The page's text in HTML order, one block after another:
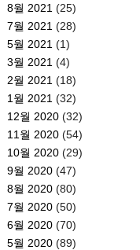
8월 2021 (25)
7월 2021 (28)
5월 2021 (1)
3월 2021 (4)
2월 2021 (18)
1월 2021 (32)
12월 2020(32)
11월 2020(54)
10월 2020(29)
9월 2020(47)
8월 2020(80)
7월 2020(50)
6월 2020(70)
5월 2020(89)